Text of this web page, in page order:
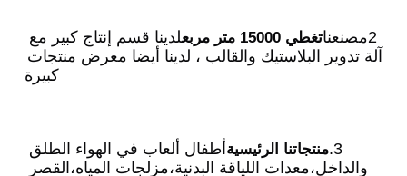
2مصنعنا تغطي 15000 متر مربع
كبيرة
3. منتجاتنا الرئيسية